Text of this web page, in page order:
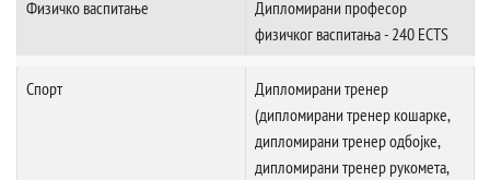
Физичко васпитање
Дипломирани професор
физичког васпитања - 240 ECTS
Спорт
Дипломирани тренер
(дипломирани тренер кошарке,
дипломирани тренер одбојке,
дипломирани тренер рукомета,